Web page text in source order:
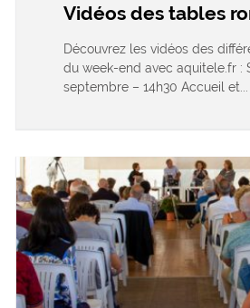
Vidéos des tables
Découvrez les vidéos des
du week-end avec aquitele.fr :
septembre – 14h30 Accueil et...